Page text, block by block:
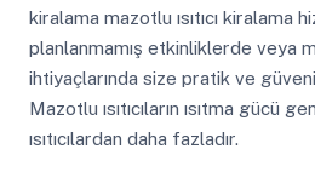
kiralama mazotlu ısıtıcı kiralama
planlanmamış etkinliklerde veya
ihtiyaçlarında size pratik ve
Mazotlu ısıtıcıların ısıtma gücü
ısıtıcılardan daha fazladır.